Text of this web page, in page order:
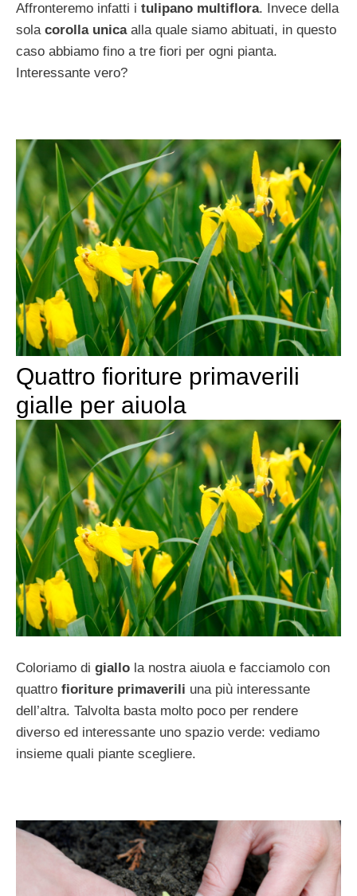
Affronteremo infatti i tulipano multiflora. Invece della
solacorolla unicaalla quale siamo abituati, in questo
caso abbiamo fino a tre fiori per ogni pianta.
Interessante vero?
Quattro fioriture primaverili
gialle per aiuola
Coloriamo di giallo la nostra aiuola e facciamolo con
quattro fioriture primaverili una più interessante
dell’altra. Talvolta basta molto poco per rendere
diverso ed interessante uno spazio verde: vediamo
insieme quali piante scegliere.